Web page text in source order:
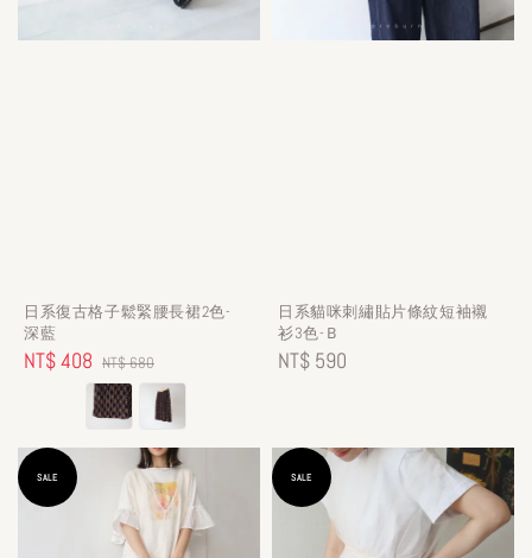
日系復古格子鬆緊腰長裙2色-
深藍
Sale
NT$ 408 Regular
price
NT$ 680
日系貓咪刺繡貼片條紋短袖襯
衫3色-Ｂ
Regular
NT$ 590
SALE SALE